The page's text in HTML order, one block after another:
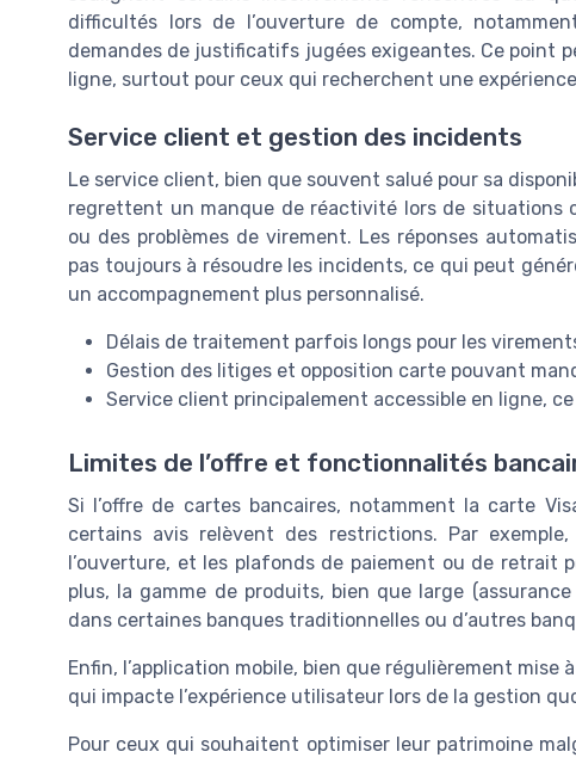
difficultés lors de l’ouverture de compte,
demandes de justificatifs jugées exigeantes. Ce point
ligne, surtout pour ceux qui recherchent une
Service client et gestion des incidents
Le service client, bien que souvent salué pour sa
regrettent un manque de réactivité lors de situations
ou des problèmes de virement. Les réponses
pas toujours à résoudre les incidents, ce qui peut
un accompagnement plus personnalisé.
Délais de traitement parfois longs pour les
Gestion des litiges et opposition carte pouvant
Service client principalement accessible en ligne,
Limites de l’offre et fonctionnalités
Si l’offre de cartes bancaires, notamment la carte
certains avis relèvent des restrictions. Par
l’ouverture, et les plafonds de paiement ou de retrait
plus, la gamme de produits, bien que large
dans certaines banques traditionnelles ou d’autres
Enfin, l’application mobile, bien que régulièrement
qui impacte l’expérience utilisateur lors de la gestion
Pour ceux qui souhaitent optimiser leur patrimoine